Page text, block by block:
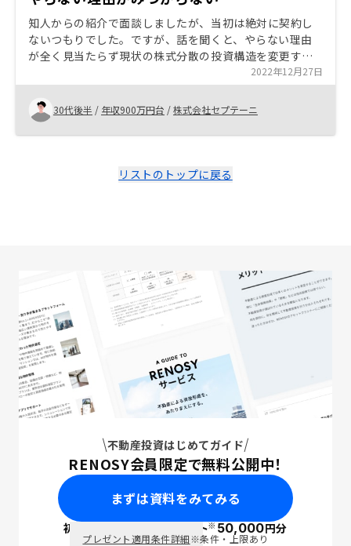
知人からの紹介で面談しましたが、当初は絶対に契約し
ないつもりでした。ですが、話を聞くと、やらない理由
が全く見当たらず現状の株式分散の投資構造を変更すべ
きであることを痛感させられました。低リスクで低リタ
ーンで着実に利益を得られると思います。
2022年12月27日
30代後半 / 年収900万円台 /株式会社セプテーニ
リストのトップに戻る
不動産投資はじめてガイド
RENOSY会員限定で無料公開中！
まずは資料をみてみる
初回面談で ポイント※50,000円分
プレゼント適用条件詳細※条件・上限あり